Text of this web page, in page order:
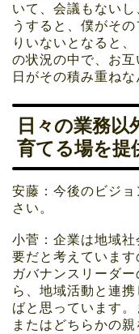
いて、会議もない
うすると、僕がそ
りいないとなると
の状況の中で、お
日がその積み重ねな
日々の業務以
育てる場を提
安藤：今後のビジ
さい。
小菅：企業は地域
要だと考えていま
ガバナンスリーダ
ら、地域活動と連
ばと思っています
またはどちらかの